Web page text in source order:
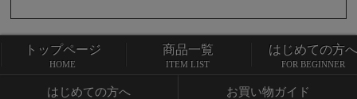
トップページ 商品一覧
はじめての方へ お買い物ガイド
トップページ
HOME
商品一覧
ITEM LIST
はじめての方へ
FOR BEGINNER